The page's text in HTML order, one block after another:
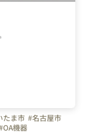
たま市 #名古屋市
機器